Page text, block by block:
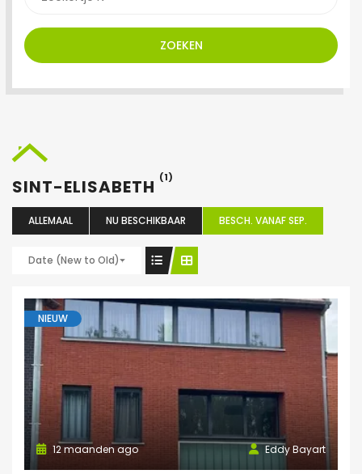
ZOEKEN
SINT-ELISABETH (1)
ALLEMAAL NU BESCHIKBAAR BESCH. VANAF SEP.
Date (New to Old)
NIEUW
Eddy Bayart
12 maanden ago